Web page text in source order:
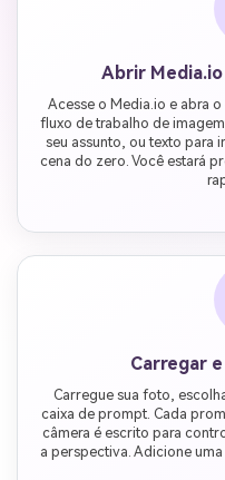
Abrir
Acesse o Media.io e abra
fluxo de trabalho de
seu assunto, ou texto para
cena do zero. Você estará
Carregar
Carregue sua foto,
caixa de prompt. Cada
câmera é escrito para
a perspectiva. Adicione